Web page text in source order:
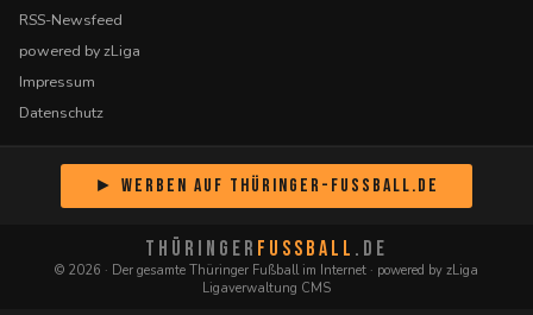
RSS-Newsfeed
powered by zLiga
Impressum
Datenschutz
► Werben auf Thüringer-Fussball.de
THÜRINGER FUSSBALL .DE
© 2026 · Der gesamte Thüringer Fußball im Internet · powered by zLiga
Ligaverwaltung CMS